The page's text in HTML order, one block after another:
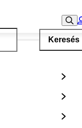
Keresés